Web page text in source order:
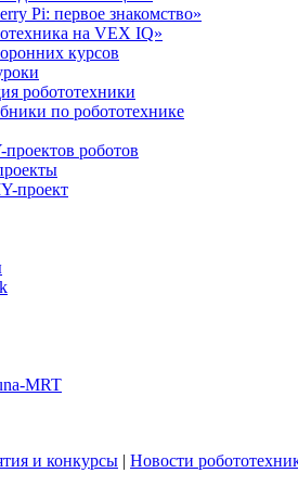
Pi: первое знакомство»
на VEX IQ»
курсов
робототехники
по робототехнике
роботов
проект
MRT
и конкурсы | Новости